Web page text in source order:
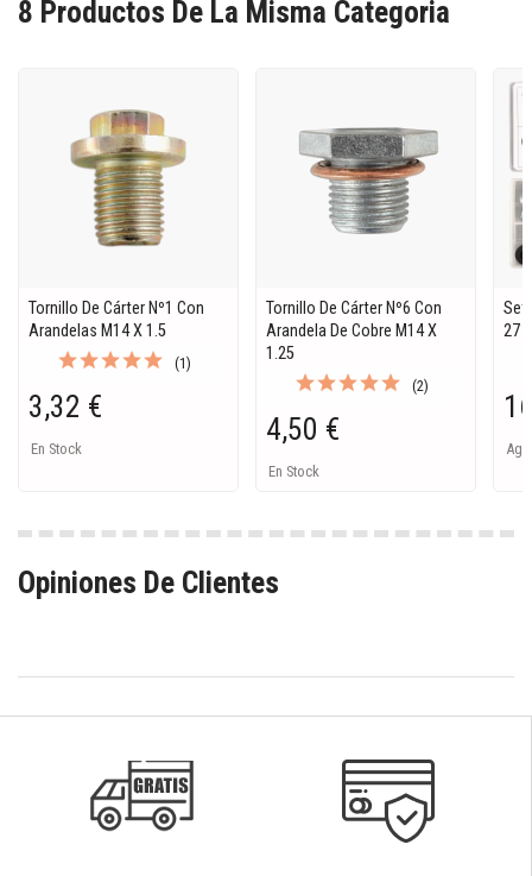
8 Productos De La Misma Categoria
Tornillo De Cárter Nº1 Con
Arandelas M14 X 1.5
(1)
3,32 €
En Stock
Tornillo De Cárter Nº6 Con
Arandela De Cobre M14 X
1.25
(2)
4,50 €
En Stock
Set
27
Opiniones De Clientes